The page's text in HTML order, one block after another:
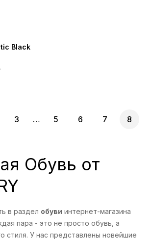
Black
3 … 5 6 7 8
Обувь от
в раздел обуви интернет-магазина
пара - это не просто обувь, а
стиля. У нас представлены новейшие